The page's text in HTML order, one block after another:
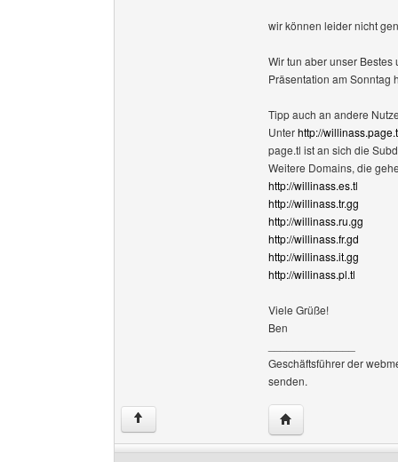
wir können leider nicht
Wir tun aber unser
Präsentation am Sonntag
Tipp auch an andere
Unterhttp://
page.tl ist an sich die
Weitere Domains, die
http://willinass.es.tl
http://willinass.tr.gg
http://willinass.ru.gg
http://willinass.fr.gd
http://willinass.it.gg
http://willinass.pl.tl
Viele Grüße!
Ben
Geschäftsführer der
senden.
↑ Website dieses